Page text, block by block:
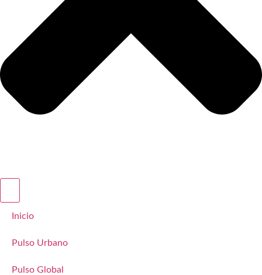
Inicio
Pulso Urbano
Pulso Global